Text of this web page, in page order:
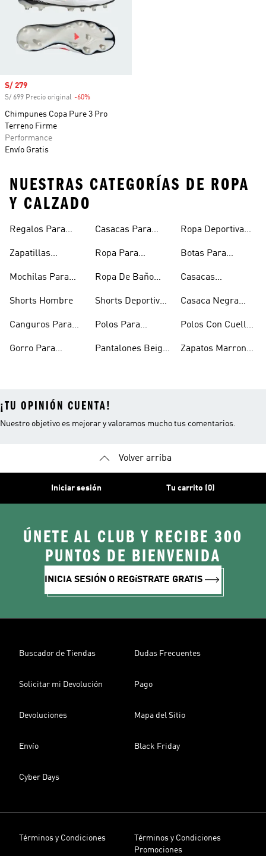
Precio de venta
S/ 279
S/ 699 Precio original -60%
Chimpunes Copa Pure 3 Pro
Terreno Firme
Performance
Envío Gratis
NUESTRAS CATEGORÍAS DE ROPA
Y CALZADO
Regalos Para
Zapatillas
Mochilas Para
Shorts Hombre
Canguros Para
Gorro Para
Casacas Para
Ropa Para
Ropa De Baño
Shorts Deportivos
Polos Para
Pantalones Beige
Ropa Deportiva
Botas Para
Casacas
Hombre
Casaca Negra
Polos Con Cuello
Zapatos Marron
¡TU OPINIÓN CUENTA!
Nuestro objetivo es mejorar y valoramos mucho tus comentarios.
Volver arriba
Iniciar sesión Tu carrito (0)
ÚNETE AL CLUB Y RECIBE 300
PUNTOS DE BIENVENIDA
INICIA SESIÓN O REGíSTRATE GRATIS
Buscador de Tiendas Dudas Frecuentes
Solicitar mi Devolución Pago
Devoluciones Mapa del Sitio
Envío Black Friday
Cyber Days
Términos y Condiciones
Términos y Condiciones
Promociones